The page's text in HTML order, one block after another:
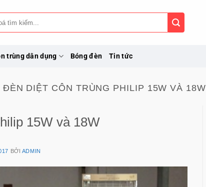
trùng dân dụng Bóng đèn Tin tức
ĐÈN DIỆT CÔN TRÙNG PHILIP 15W VÀ 18W
15W và 18W
BỞI ADMIN